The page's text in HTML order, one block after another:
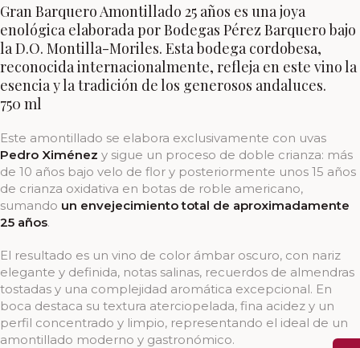
Gran Barquero Amontillado 25 años es una joya
enológica elaborada por Bodegas Pérez Barquero bajo
la D.O. Montilla-Moriles. Esta bodega cordobesa,
reconocida internacionalmente, refleja en este vino la
esencia y la tradición de los generosos andaluces.
750 ml
Este amontillado se elabora exclusivamente con uvas
Pedro Ximénez y sigue un proceso de doble crianza: más
de 10 años bajo velo de flor y posteriormente unos 15 años
de crianza oxidativa en botas de roble americano,
sumando un envejecimiento total de aproximadamente
25 años.
El resultado es un vino de color ámbar oscuro, con nariz
elegante y definida, notas salinas, recuerdos de almendras
tostadas y una complejidad aromática excepcional. En
boca destaca su textura aterciopelada, fina acidez y un
perfil concentrado y limpio, representando el ideal de un
amontillado moderno y gastronómico.